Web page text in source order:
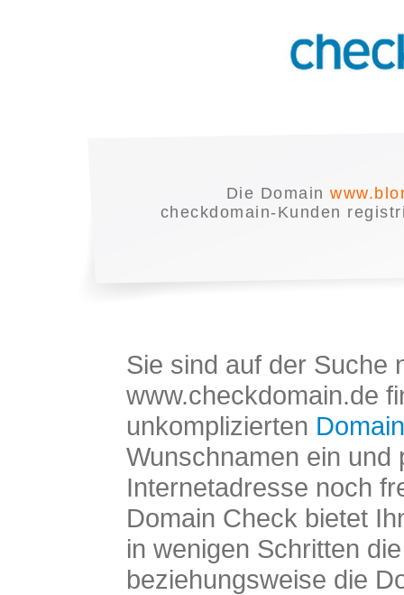
Die Domain
checkdomain-Kunden
Sie sind auf der Suche
www.checkdomain.de
unkomplizierten
Wunschnamen ein und
Internetadresse noch
Domain Check bietet
in wenigen Schritten
beziehungsweise die